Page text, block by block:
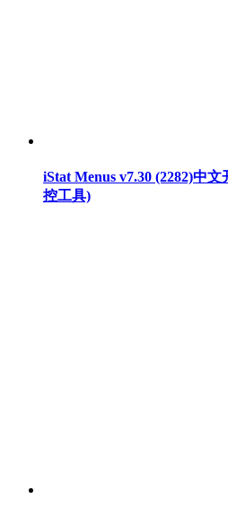
iStat Menus v7.30 (2282)中
控工具)